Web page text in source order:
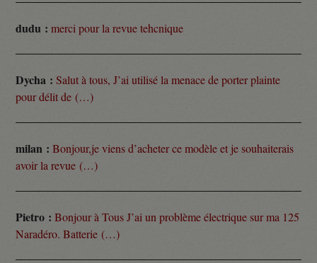
dudu : merci pour la revue tehcnique
Dycha : Salut à tous, J’ai utilisé la menace de porter plainte
pour délit de (…)
milan : Bonjour,je viens d’acheter ce modèle et je souhaiterais
avoir la revue (…)
Pietro : Bonjour à Tous J’ai un problème électrique sur ma 125
Naradéro. Batterie (…)